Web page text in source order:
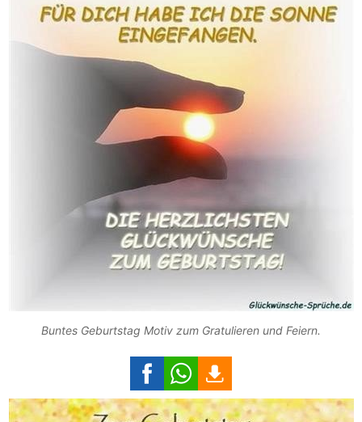
Buntes Geburtstag Motiv zum Gratulieren und Feiern.